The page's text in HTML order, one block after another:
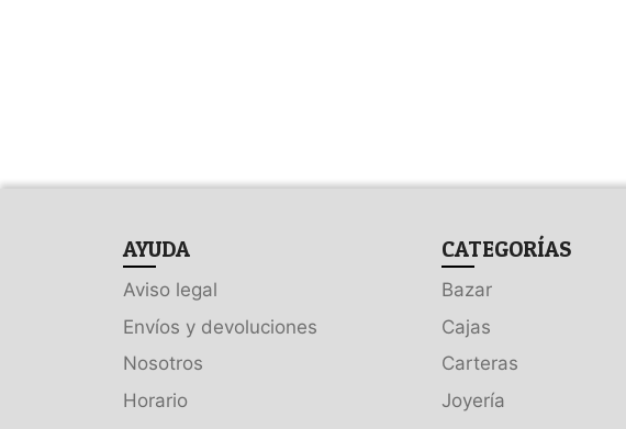
AYUDA
Aviso legal
Envíos y devoluciones
Nosotros
Horario
CATEGORÍAS
Bazar
Cajas
Carteras
Joyería